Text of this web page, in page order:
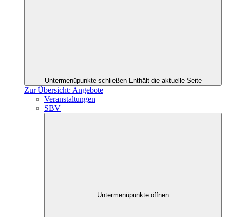
Untermenüpunkte schließen Enthält die aktuelle Seite
Zur Übersicht: Angebote
Veranstaltungen
SBV
Untermenüpunkte öffnen